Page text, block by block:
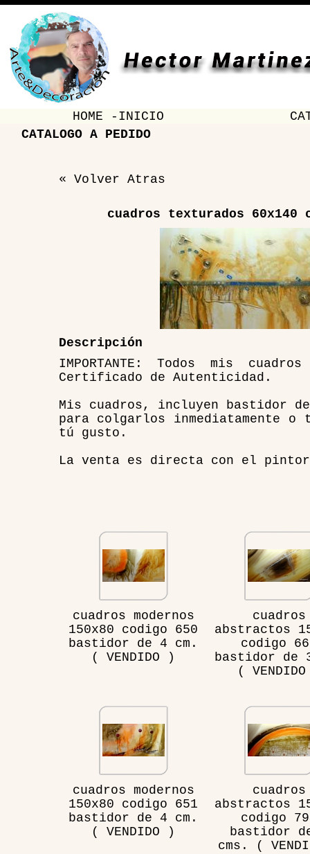
HOME -INICIO
CATALOGO A PEDIDO
« Volver Atras
cuadros texturados 60x140
Descripción
IMPORTANTE: Todos mis
Certificado de Autenticidad.
Mis cuadros, incluyen bastidor
para colgarlos inmediatamente
tú gusto.
La venta es directa con el pintor
cuadros modernos
150x80 codigo 650
bastidor de 4 cm.
( VENDIDO )
cuadros
abstractos
codigo
bastidor de
(
cuadros modernos
150x80 codigo 651
bastidor de 4 cm.
( VENDIDO )
cuadros
abstractos
codigo
bastidor
cms. (